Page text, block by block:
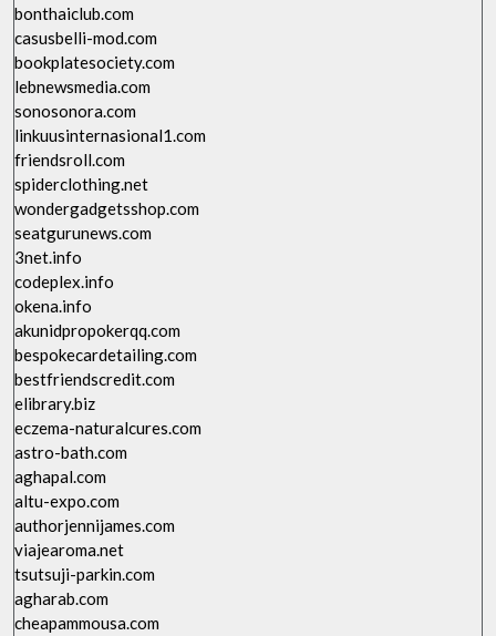
bonthaiclub.com
casusbelli-mod.com
bookplatesociety.com
lebnewsmedia.com
sonosonora.com
linkuusinternasional1.com
friendsroll.com
spiderclothing.net
wondergadgetsshop.com
seatgurunews.com
3net.info
codeplex.info
okena.info
akunidpropokerqq.com
bespokecardetailing.com
bestfriendscredit.com
elibrary.biz
eczema-naturalcures.com
astro-bath.com
aghapal.com
altu-expo.com
authorjennijames.com
viajearoma.net
tsutsuji-parkin.com
agharab.com
cheapammousa.com